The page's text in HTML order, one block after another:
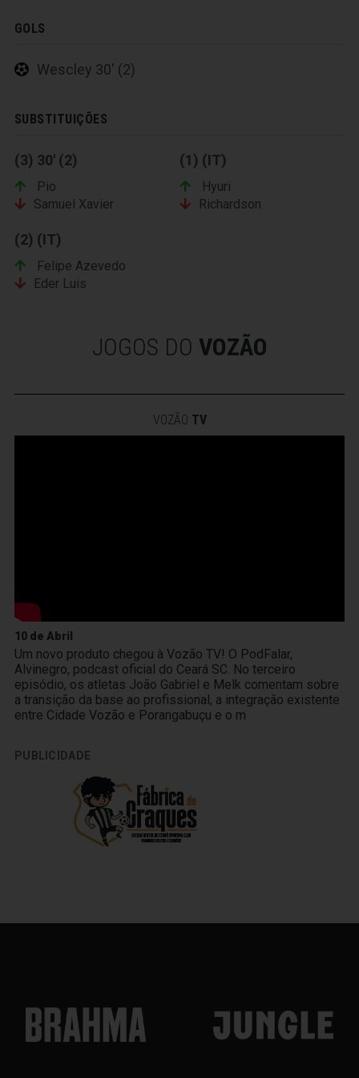
GOLS
Wescley 30' (2)
SUBSTITUIÇÕES
(3) 30' (2)
Pio
Samuel Xavier
(1) (IT)
Hyuri
Richardson
(2) (IT)
Felipe Azevedo
Eder Luis
JOGOS DO VOZÃO
VOZÃO TV
10 de Abril
Um novo produto chegou à Vozão TV! O PodFalar,
Alvinegro, podcast oficial do Ceará SC. No terceiro
episódio, os atletas João Gabriel e Melk comentam sobre
a transição da base ao profissional, a integração existente
entre Cidade Vozão e Porangabuçu e o m
PUBLICIDADE